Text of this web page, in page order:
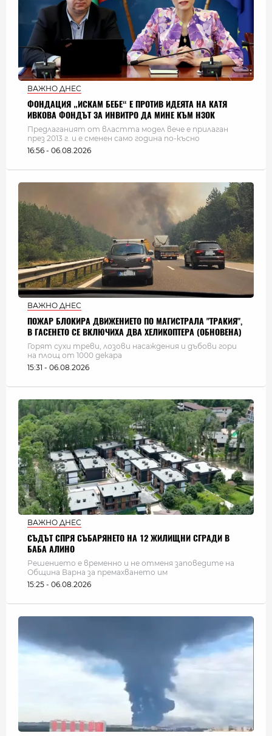
ВАЖНО ДНЕС
ФОНДАЦИЯ „ИСКАМ БЕБЕ“ Е ПРОТИВ ИДЕЯТА НА КАТЯ
ИВКОВА ФОНДЪТ ЗА ИНВИТРО ДА МИНЕ КЪМ НЗОК
Предлаганият от властта модел вече е прилаган
през 2013 г. и е сменен само година по-късно
16:56 - 06.08.2026
ВАЖНО ДНЕС
ПОЖАР БЛОКИРА ДВИЖЕНИЕТО ПО МАГИСТРАЛА "ТРАКИЯ",
В ГАСЕНЕТО СЕ ВКЛЮЧИХА ДВА ХЕЛИКОПТЕРА (ОБНОВЕНА)
Горят сухи треви, лозови насаждения и дъбови гори
на площ от 1000 декара
15:31 - 06.08.2026
ВАЖНО ДНЕС
СЪДЪТ СПРЯ СЪБАРЯНЕТО НА 12 ЖИЛИЩНИ СГРАДИ В
БАБА АЛИНО
Решението е временно и не отменя заповедите на
Община Варна за премахването им
15:25 - 06.08.2026